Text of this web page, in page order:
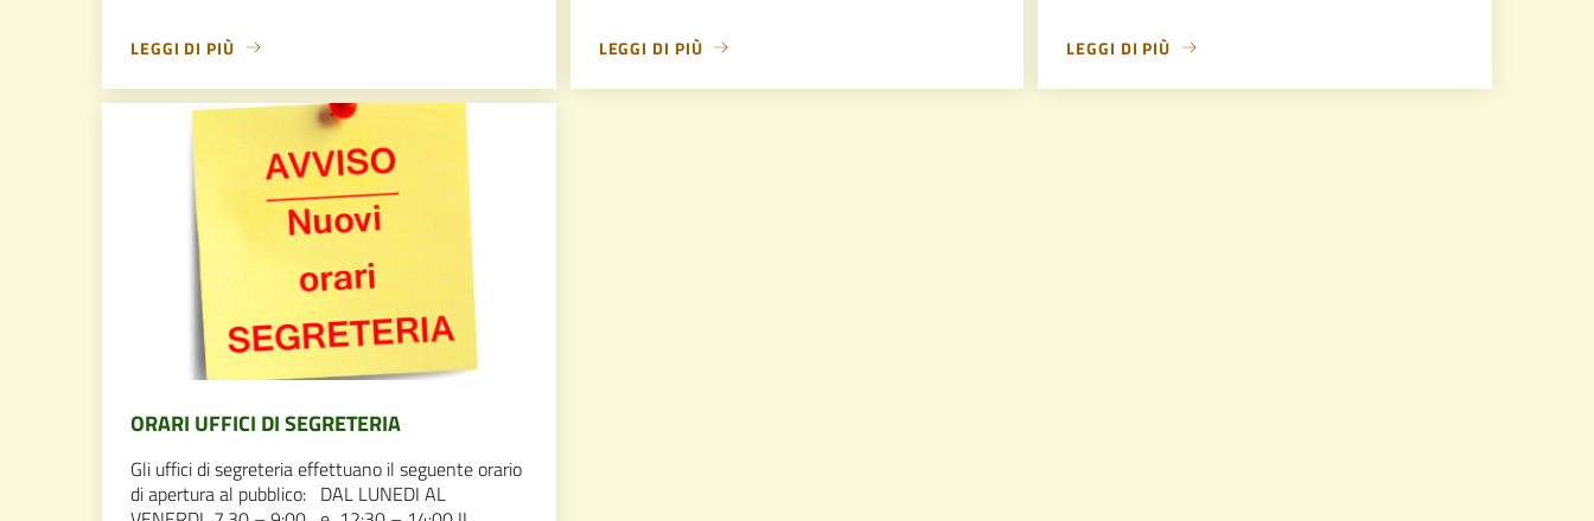
LEGGI DI PIÙ LEGGI DI PIÙ LEGGI DI PIÙ
ORARI UFFICI DI SEGRETERIA
Gli uffici di segreteria effettuano il seguente orario
di apertura al pubblico: DAL LUNEDI AL